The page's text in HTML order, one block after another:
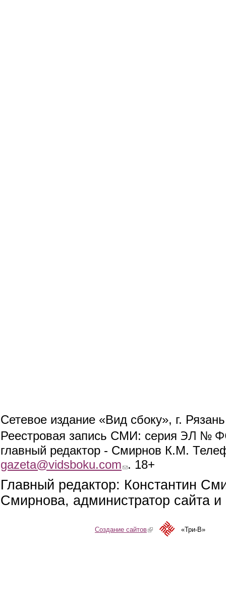
Сетевое издание «Вид сбоку», г.
Реестровая запись СМИ: серия ЭЛ №
главный редактор - Смирнов К.М.
gazeta@vidsboku.com (link sends e-mail)
. 18+
Главный редактор: Константин
Смирнова, администратор сайта
Создание сайтов(link is external)«Три-В»